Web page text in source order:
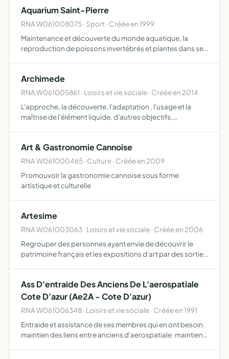
évènemen…
Aquarium Saint-Pierre
RNA W061008075 · Sport · Créée en 1999
Maintenance et découverte du monde aquatique, la
reproduction de poissons invertébrés et plantes dans ses
Archimede
RNA W061005861 · Loisirs et vie sociale · Créée en 2014
L'approche, la découverte, l'adaptation , l'usage et la
maîtrise de l'élément liquide, d'autres objectifs,
par…
Art & Gastronomie Cannoise
RNA W061000465 · Culture · Créée en 2009
Promouvoir la gastronomie cannoise sous forme
artistique et culturelle
Artesime
RNA W061003063 · Loisirs et vie sociale · Créée en 2006
Regrouper des personnes ayant envie de découvrir le
patrimoine français et les expositions d'art par des sorties
Ass D'entraide Des Anciens De L'aerospatiale
Cote D'azur (Ae2A - Cote D'azur)
RNA W061006348 · Loisirs et vie sociale · Créée en 1991
Entraide et assistance de ses membres qui en ont besoin.
maintien des liens entre anciens d'aerospatiale. maintien